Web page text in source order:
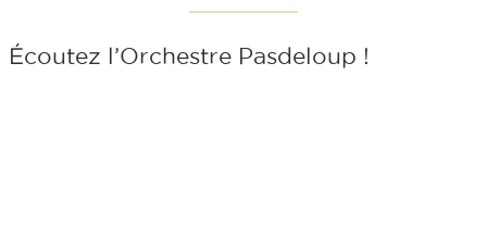
Écoutez l’Orchestre Pasdeloup !